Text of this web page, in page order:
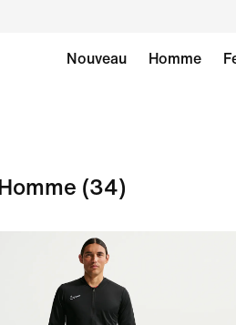
Nouveau Homme
(34)